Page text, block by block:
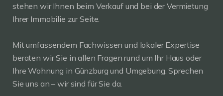
stehen wir Ihnen beim Verkauf und bei der Vermietung
Ihrer Immobilie zur Seite.
Mit umfassendem Fachwissen und lokaler Expertise
beraten wir Sie in allen Fragen rund um Ihr Haus oder
Ihre Wohnung in Günzburg und Umgebung. Sprechen
Sie uns an – wir sind für Sie da.